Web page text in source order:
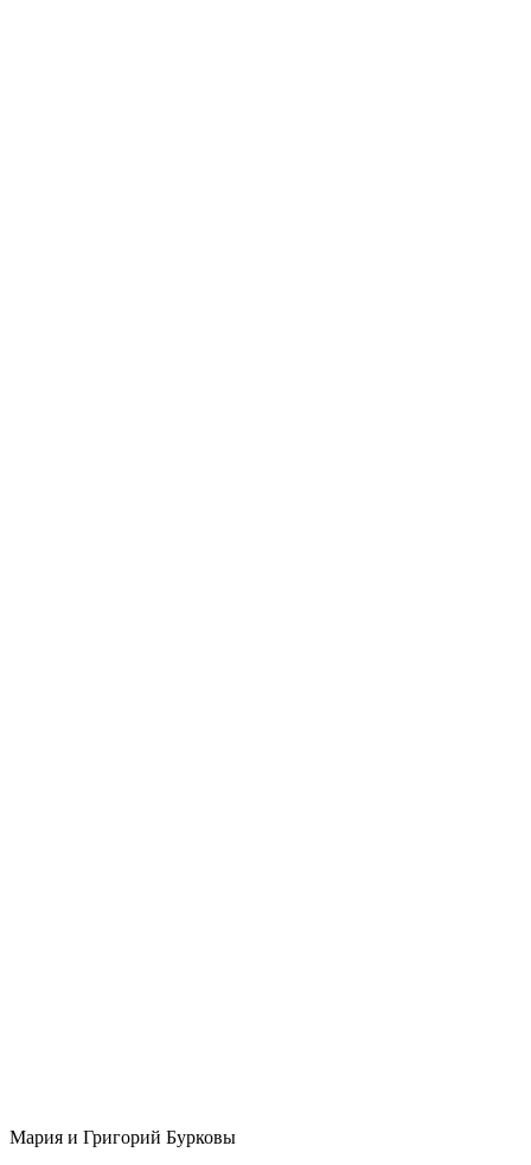
Мария и Григорий Бурковы